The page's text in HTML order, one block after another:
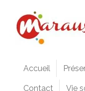
Accueil
Contact Vie